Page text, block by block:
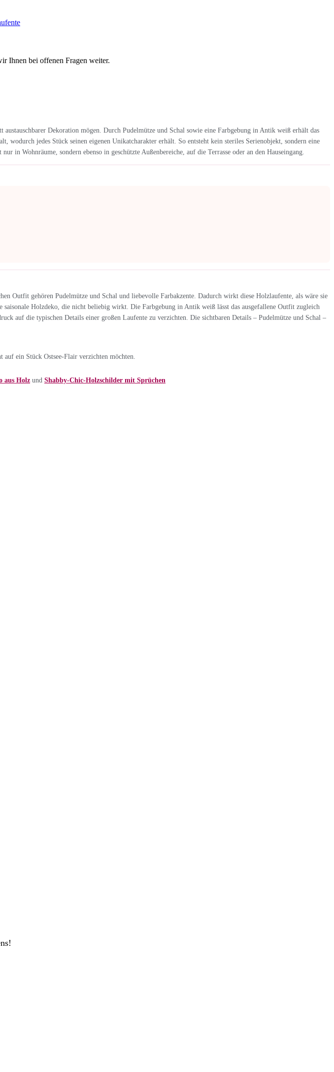
Ihnen bei offenen Fragen weiter.
austauschbarer Dekoration mögen. Durch Pudelmütze und Schal sowie eine Farbgebung in Antik weiß erhält das
jedes Stück seinen eigenen Unikatcharakter erhält. So entsteht kein steriles Serienobjekt, sondern eine
in Wohnräume, sondern ebenso in geschützte Außenbereiche, auf die Terrasse oder an den Hauseingang.
Outfit gehören Pudelmütze und Schal und liebevolle Farbakzente. Dadurch wirkt diese Holzlaufente, als wäre sie
Holzdeko, die nicht beliebig wirkt. Die Farbgebung in Antik weiß lässt das ausgefallene Outfit zugleich
auf die typischen Details einer großen Laufente zu verzichten. Die sichtbaren Details – Pudelmütze und Schal –
ein Stück Ostsee-Flair verzichten möchten.
aus Holz und Shabby-Chic-Holzschilder mit Sprüchen